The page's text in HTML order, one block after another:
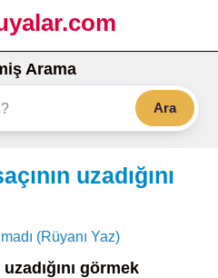
Arama
Ara
uzadığını
(Rüyanı Yaz)
uzadığını görmek